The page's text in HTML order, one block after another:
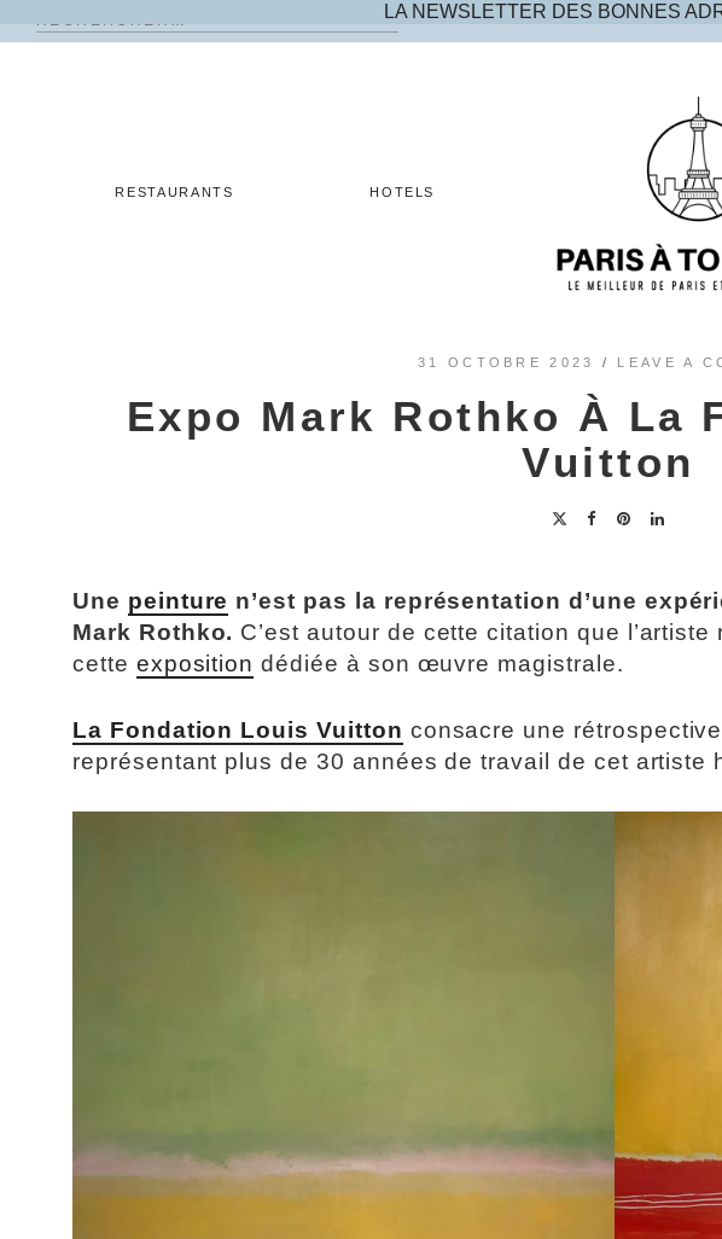
Rechercher :
RESTAURANTS HOTELS
31 OCTOBRE 2023 / LEAVE A
Expo Mark Rothko À La
Vuitton
Une peinture n’est pas la représentation d’une
Mark Rothko. C’est autour de cette citation que
cette exposition dédiée à son œuvre magistrale.
La Fondation Louis Vuitton consacre une
représentant plus de 30 années de travail de cet artiste
LA NEWSLETTER DES BONNES